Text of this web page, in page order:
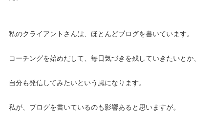
私のクライアントさんは、ほとんどブログを書いています。
コーチングを始めだして、毎日気づきを残していきたいとか、
自分も発信してみたいという風になります。
私が、ブログを書いているのも影響あると思いますが。